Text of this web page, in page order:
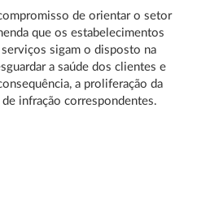
de orientar o setor
que os estabelecimentos
sigam o disposto na
a saúde dos clientes e
a proliferação da
infração correspondentes.